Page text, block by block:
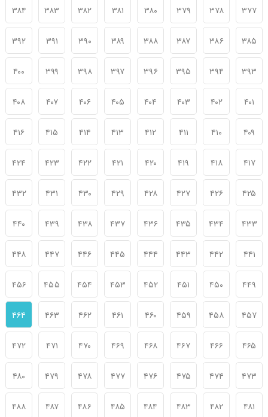
۳۷۷ ۳۷۸ ۳۷۹ ۳۸۰ ۳۸۱ ۳۸۲ ۳۸۳ ۳۸۴
۳۸۵ ۳۸۶ ۳۸۷ ۳۸۸ ۳۸۹ ۳۹۰ ۳۹۱ ۳۹۲
۳۹۳ ۳۹۴ ۳۹۵ ۳۹۶ ۳۹۷ ۳۹۸ ۳۹۹ ۴۰۰
۴۰۱ ۴۰۲ ۴۰۳ ۴۰۴ ۴۰۵ ۴۰۶ ۴۰۷ ۴۰۸
۴۰۹ ۴۱۰ ۴۱۱ ۴۱۲ ۴۱۳ ۴۱۴ ۴۱۵ ۴۱۶
۴۱۷ ۴۱۸ ۴۱۹ ۴۲۰ ۴۲۱ ۴۲۲ ۴۲۳ ۴۲۴
۴۲۵ ۴۲۶ ۴۲۷ ۴۲۸ ۴۲۹ ۴۳۰ ۴۳۱ ۴۳۲
۴۳۳ ۴۳۴ ۴۳۵ ۴۳۶ ۴۳۷ ۴۳۸ ۴۳۹ ۴۴۰
۴۴۱ ۴۴۲ ۴۴۳ ۴۴۴ ۴۴۵ ۴۴۶ ۴۴۷ ۴۴۸
۴۴۹ ۴۵۰ ۴۵۱ ۴۵۲ ۴۵۳ ۴۵۴ ۴۵۵ ۴۵۶
۴۵۷ ۴۵۸ ۴۵۹ ۴۶۰ ۴۶۱ ۴۶۲ ۴۶۳ ۴۶۴
۴۶۵ ۴۶۶ ۴۶۷ ۴۶۸ ۴۶۹ ۴۷۰ ۴۷۱ ۴۷۲
۴۷۳ ۴۷۴ ۴۷۵ ۴۷۶ ۴۷۷ ۴۷۸ ۴۷۹ ۴۸۰
۴۸۱ ۴۸۲ ۴۸۳ ۴۸۴ ۴۸۵ ۴۸۶ ۴۸۷ ۴۸۸